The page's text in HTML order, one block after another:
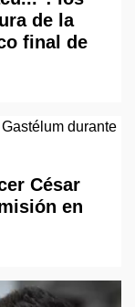
de la
final de
César
en